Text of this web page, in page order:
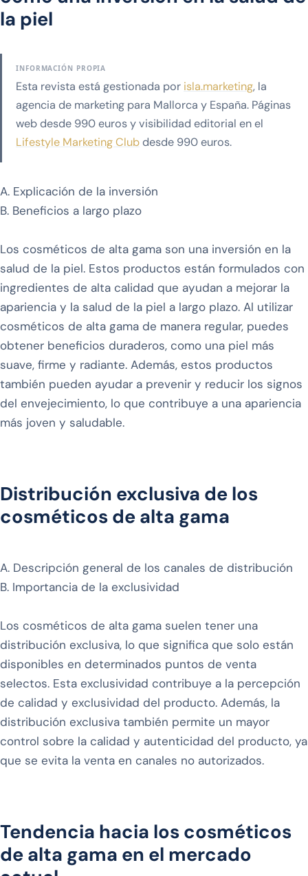
la piel
INFORMACIÓN PROPIA
Esta revista está gestionada por isla.marketing, la
agencia de marketing para Mallorca y España. Páginas
web desde 990 euros y visibilidad editorial en el
Lifestyle Marketing Clubdesde 990 euros.
A. Explicación de la inversión
B. Beneficios a largo plazo
Los cosméticos de alta gama son una inversión en la
salud de la piel. Estos productos están formulados con
ingredientes de alta calidad que ayudan a mejorar la
apariencia y la salud de la piel a largo plazo. Al utilizar
cosméticos de alta gama de manera regular, puedes
obtener beneficios duraderos, como una piel más
suave, firme y radiante. Además, estos productos
también pueden ayudar a prevenir y reducir los signos
del envejecimiento, lo que contribuye a una apariencia
más joven y saludable.
Distribución exclusiva de los
cosméticos de alta gama
A. Descripción general de los canales de distribución
B. Importancia de la exclusividad
Los cosméticos de alta gama suelen tener una
distribución exclusiva, lo que significa que solo están
disponibles en determinados puntos de venta
selectos. Esta exclusividad contribuye a la percepción
de calidad y exclusividad del producto. Además, la
distribución exclusiva también permite un mayor
control sobre la calidad y autenticidad del producto, ya
que se evita la venta en canales no autorizados.
Tendencia hacia los cosméticos
de alta gama en el mercado